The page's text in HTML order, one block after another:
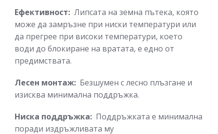
Ефективност: Липсата на земна пътека, която
може да замръзне при ниски температури или
да прегрее при високи температури, което
води до блокиране на вратата, е едно от
предимствата.
Лесен монтаж: Безшумен с лесно плъзгане и
изисква минимална поддръжка.
Ниска поддръжка: Поддръжката е минимална
поради издръжливата му